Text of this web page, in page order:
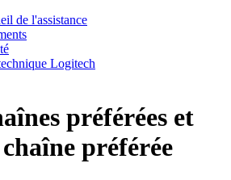
de l'assistance
Logitech
préférées et
préférée